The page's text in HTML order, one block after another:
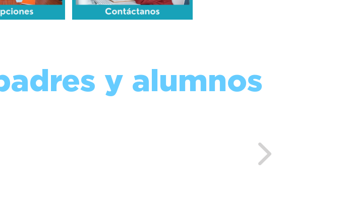
y alumnos
Next